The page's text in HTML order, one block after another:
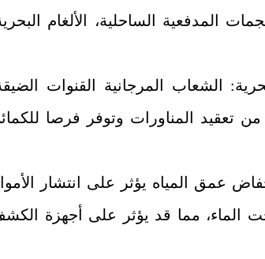
المدفعية الساحلية، الألغام
الشعاب المرجانية القنوات
من تعقيد المناورات وتوفر فرصا
عمق المياه يؤثر على انتشار
الماء، مما قد يؤثر على أجهزة